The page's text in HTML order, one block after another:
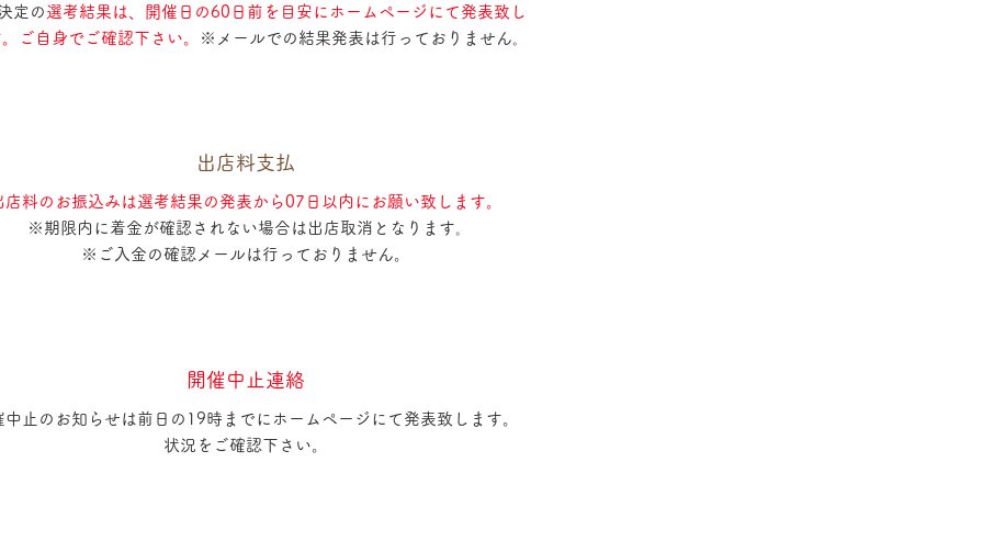
定の選考結果は、開催日の60日前を目安にホームページにて発表致し
。ご自身でご確認下さい。
※メールでの結果発表は行っておりません｡
出店料支払
店料のお振込みは選考結果の発表から07日以内にお願い致します。
※期限内に着金が確認されない場合は出店取消となります｡
​※ご入金の確認メールは行っておりません。
開催中止連絡
中止のお知らせは前日の19時までにホームページにて発表致します。
状況をご確認下さい。